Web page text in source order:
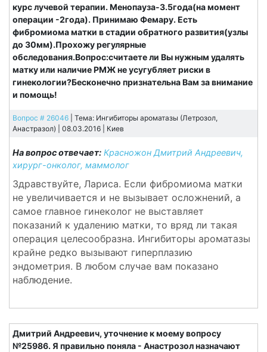
курс лучевой терапии. Менопауза-3.5года(на момент
операции -2года). Принимаю Фемару. Есть
фибромиома матки в стадии обратного развития(узлы
до 30мм).Прохожу регулярные
обследования.Вопрос:считаете ли Вы нужным удалять
матку или наличие РМЖ не усугубляет риски в
гинекологии?Бесконечно признательна Вам за внимание
и помощь!
Вопрос # 26046 | Тема: Ингибиторы ароматазы (Летрозол,
Анастразол) | 08.03.2016 | Киев
На вопрос отвечает: Красножон Дмитрий Андреевич,
хирург-онколог, маммолог
Здравствуйте, Лариса. Если фибромиома матки
не увеличивается и не вызывает осложнений, а
самое главное гинеколог не выставляет
показаний к удалению матки, то вряд ли такая
операция целесообразна. Ингибиторы ароматазы
крайне редко вызывают гиперплазию
эндометрия. В любом случае вам показано
наблюдение.
Дмитрий Андреевич, уточнение к моему вопросу
№25986. Я правильно поняла - Анастрозол назначают